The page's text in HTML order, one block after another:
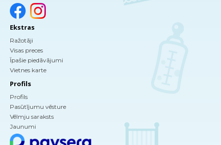
Ekstras
Ražotāji
Visas preces
Īpašie piedāvājumi
Vietnes karte
Profils
Profils
Pasūtījumu vēsture
Vēlmju saraksts
Jaunumi